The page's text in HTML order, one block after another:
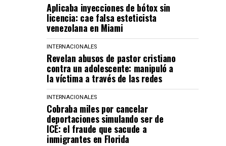
Aplicaba inyecciones de bótox sin
licencia: cae falsa esteticista
venezolana en Miami
INTERNACIONALES
Revelan abusos de pastor cristiano
contra un adolescente: manipuló a
la víctima a través de las redes
INTERNACIONALES
Cobraba miles por cancelar
deportaciones simulando ser de
ICE: el fraude que sacude a
inmigrantes en Florida